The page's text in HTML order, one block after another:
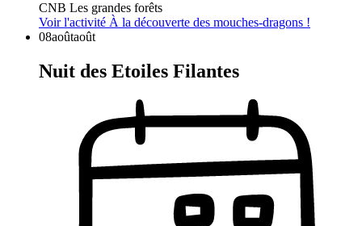
CNB Les grandes forêts
Voir l'activité À la découverte des mouches-dragons !
08aoûtaoût
Nuit des Etoiles Filantes